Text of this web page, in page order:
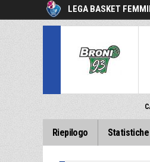
LEGA BASKET
Riepilogo Statistiche